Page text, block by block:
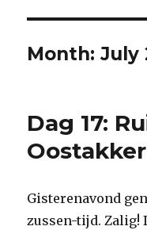
Month:July
Dag 17:
Gisterenavond
zussen-tijd. Zalig!